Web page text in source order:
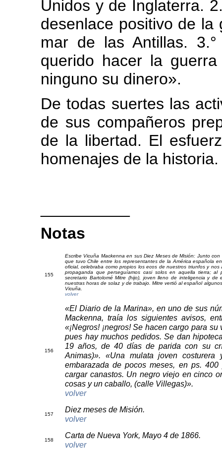
Unidos y de Inglaterra.
desenlace positivo de
mar de las Antillas.
querido hacer la
ninguno su dinero».
De todas suertes las
de sus compañeros
de la libertad. El
homenajes de la historia.
Notas
155
Escribe Vicuña Mackenna en sus Diez Meses de Misión: Junto
que tuvo Chile entre los representantes de la América española
oficial, celebraba como propios los ecos de nuestros triunfos y
propaganda que perseguíamos casi solos en aquella tierra;
secretario Bartolomé Mitre (hijo), joven lleno de inteligencia y
nuestras horas de solaz y de trabajo. Mitre vertió al español
Vicuña.
volver
156
«El Diario de la Marina», en uno de sus
Mackenna, traía los siguientes avisos,
«¡Negros! ¡negros! Se hacen cargo para
pues hay muchos pedidos. Se dan
19 años, de 40 días de parida con su
Animas)». «Una mulata joven
embarazada de pocos meses, en ps.
cargar canastos. Un negro viejo en cinco
cosas y un caballo, (calle Villegas)».
volver
157
Diez meses de Misión.
volver
158
Carta de Nueva York, Mayo 4 de 1866.
volver